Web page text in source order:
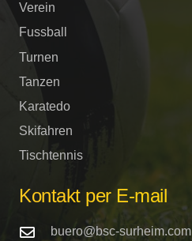
Verein
Fussball
Turnen
Tanzen
Karatedo
Skifahren
Tischtennis
Kontakt per E-mail
buero@bsc-surheim.com